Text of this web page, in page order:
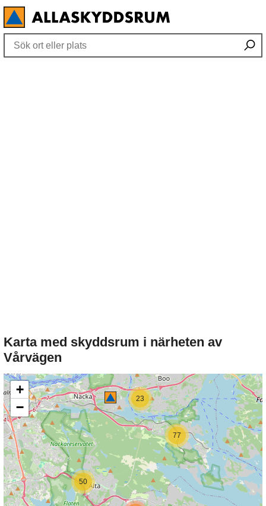
Karta med skyddsrum i närheten av
Vårvägen
23
50
77
+
−